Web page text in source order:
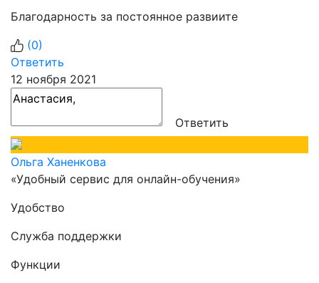
Благодарность за постоянное развиите
(0)
Ответить
12 ноября 2021
Ответить
Ольга Ханенкова
«Удобный сервис для онлайн-обучения»
Удобство
Служба поддержки
Функции